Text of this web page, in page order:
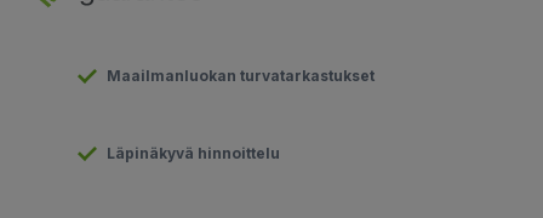
Maailmanluokan turvatarkastukset
Läpinäkyvä hinnoittelu